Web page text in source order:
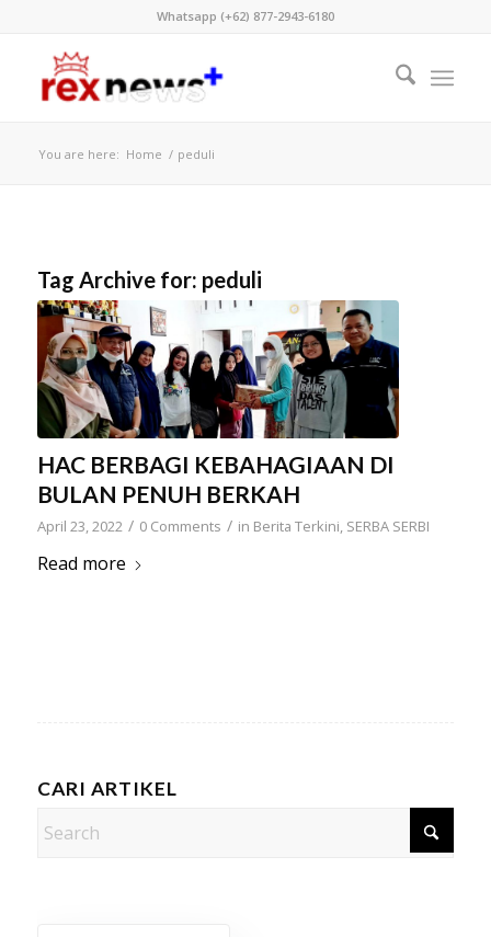
Whatsapp (+62) 877-2943-6180
You are here: Home / peduli
Tag Archive for: peduli
HAC BERBAGI KEBAHAGIAAN DI
BULAN PENUH BERKAH
April 23, 2022 / 0 Comments / in Berita Terkini, SERBA SERBI
Read more
CARI ARTIKEL